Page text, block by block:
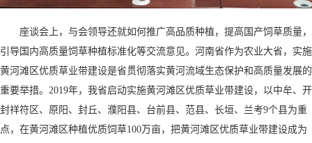
座谈会上，与会领导还就如何推广高品质种植，提高国产饲草质量，
引导国内高质量饲草种植标准化等交流意见。河南省作为农业大省，实施
黄河滩区优质草业带建设是省贯彻落实黄河流域生态保护和高质量发展的
重要举措。2019年，我省启动实施黄河滩区优质草业带建设，以中牟、开
封祥符区、原阳、封丘、濮阳县、台前县、范县、长垣、兰考9个县为重
点，在黄河滩区种植优质饲草100万亩，把黄河滩区优质草业带建设成为